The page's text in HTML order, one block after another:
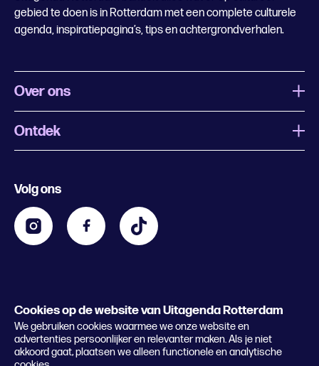
Cookies op de website van Uitagenda Rotterdam
We gebruiken cookies waarmee we onze website en
advertenties persoonlijker en relevanter maken. Als je niet
akkoord gaat, plaatsen we alleen functionele en analytische
gebied te doen is in Rotterdam met een complete culturele
agenda, inspiratiepagina’s, tips en achtergrondverhalen.
Over ons
Wat is Uitagenda Rotterdam
Contact
Zakelijk
Lees het magazine
Ontdek
Kids
Volg ons
© 2026 Rotterdam Festivals